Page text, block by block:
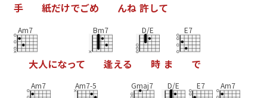
手 紙だけでごめ んね 許して
Am7
大人になって
Bm7
逢える
D/E
時 ま
E7
で
Am7 Am7-5 Gmaj7 D/E E7 Am7